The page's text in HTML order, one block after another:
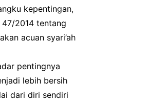
kepentingan,
2014 tentang
acuan syari’ah
pentingnya
lebih bersih
dari diri sendiri